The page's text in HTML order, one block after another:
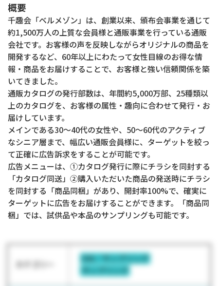
概要
千趣会「ベルメゾン」は、創業以来、頒布会事業を通じて
約1,500万人の上質な会員様と通販事業を行っている通販
会社です。お客様の声を反映しながらオリジナルの商品を
開発するなど、60年以上にわたって女性目線のお得な情
報・商品をお届けすることで、お客様と強い信頼関係を築
いてきました。
通販カタログの発行部数は、年間約5,000万部、25種類以
上のカタログを、お客様の属性・趣向に合わせて発行・お
届けしています。
メインである30～40代の女性や、50～60代のアクティブ
なシニア層まで、幅広い通販会員様に、ターゲットを絞っ
て正確に広告訴求をすることが可能です。
広告メニューは、①カタログ発行に際にチラシを同封する
「カタログ同送」②購入いただいた商品の発送時にチラシ
を同封する「商品同梱」があり、開封率100%で、確実に
ターゲットに広告をお届けすることができます。「商品同
梱」では、試供品や本品のサンプリングも可能です。
カテゴリー
DM／サンプリング
サンプリング